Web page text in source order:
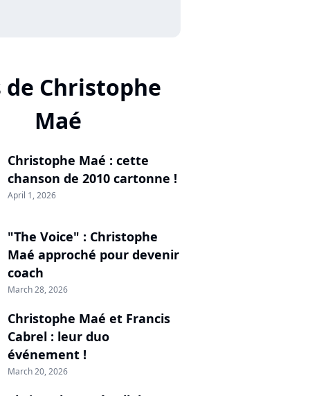
de Christophe
Maé
Christophe Maé : cette
chanson de 2010 cartonne !
April 1, 2026
"The Voice" : Christophe
Maé approché pour devenir
coach
March 28, 2026
Christophe Maé et Francis
Cabrel : leur duo
événement !
March 20, 2026